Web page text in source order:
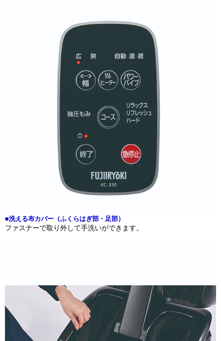
■洗える布カバー（ふくらはぎ部・足部）
ファスナーで取り外して手洗いができます。